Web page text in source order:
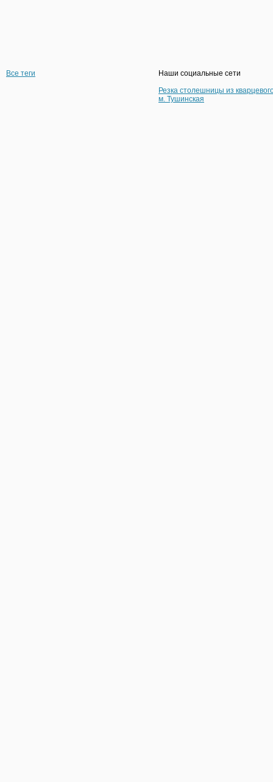
Все теги
Наши социальные сети
Резка столешницы из
м. Тушинская